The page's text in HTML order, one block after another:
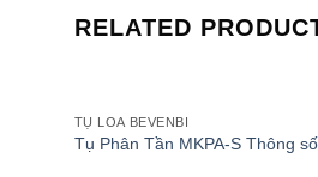
RELATED
TỤ LOA BEVENBI
Tụ Phân Tần MKPA-S Thông